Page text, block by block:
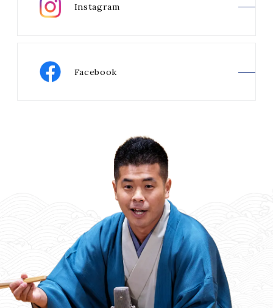
Instagram
Facebook